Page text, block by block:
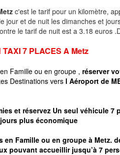
c'est le tarif pour un kilomètre,
jour et de nuit les dimanches et
le tarif de nuit est a 3.18 euros
7 PLACES A Metz
Famille ou en groupe , réserver
Destinations vers l Aéroport de
et réservez Un seul véhicule 7
plus économique
en Famille ou en groupe à Metz.
pouvant accueillir jusqu’à 7